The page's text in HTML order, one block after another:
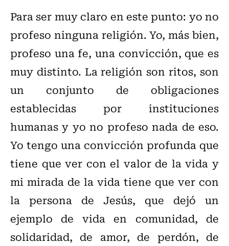
Para ser muy claro en este punto: yo no
profeso ninguna religión. Yo, más bien,
profeso una fe, una convicción, que es
muy distinto. La religión son ritos, son
un conjunto de obligaciones
establecidas por instituciones
humanas y yo no profeso nada de eso.
Yo tengo una convicción profunda que
tiene que ver con el valor de la vida y
mi mirada de la vida tiene que ver con
la persona de Jesús, que dejó un
ejemplo de vida en comunidad, de
solidaridad, de amor, de perdón, de